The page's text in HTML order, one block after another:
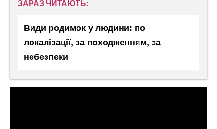
ЗАРАЗ ЧИТАЮТЬ:
Види родимок у людини: по
локалізації, за походженням, за
небезпеки